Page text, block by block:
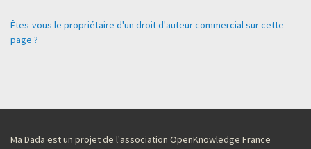
Êtes-vous le propriétaire d'un droit d'auteur commercial sur cette
page ?
Ma Dada est un projet de l'association OpenKnowledge France